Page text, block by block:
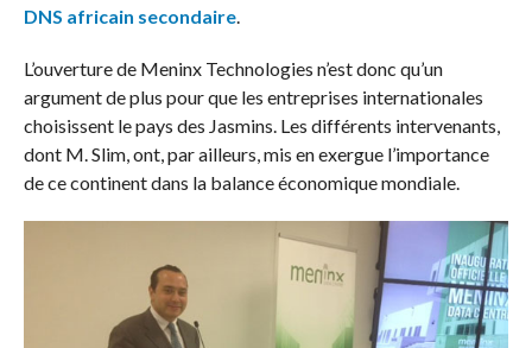
DNS africain secondaire.
L’ouverture de Meninx Technologies n’est donc qu’un
argument de plus pour que les entreprises internationales
choisissent le pays des Jasmins. Les différents intervenants,
dont M. Slim, ont, par ailleurs, mis en exergue l’importance
de ce continent dans la balance économique mondiale.